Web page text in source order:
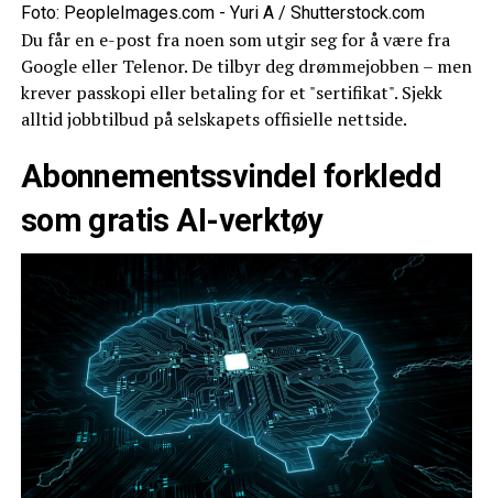
Foto: PeopleImages.com - Yuri A / Shutterstock.com
Du får en e-post fra noen som utgir seg for å være fra
Google eller Telenor. De tilbyr deg drømmejobben – men
krever passkopi eller betaling for et "sertifikat". Sjekk
alltid jobbtilbud på selskapets offisielle nettside.
Abonnementssvindel forkledd
som gratis AI-verktøy